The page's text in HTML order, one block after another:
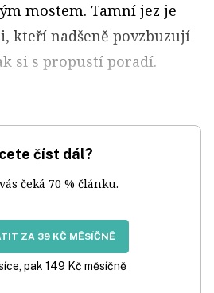
mostem. Tamní jez je
kteří nadšeně povzbuzují
si s propustí poradí.
číst dál?
čeká 70 % článku.
ZA 39 KČ MĚSÍČNĚ
pak 149 Kč měsíčně